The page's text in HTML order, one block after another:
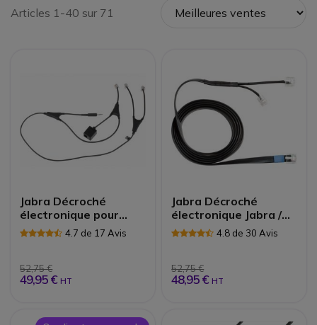
Articles 1-40 sur 71
Jabra Décroché
électronique pour
Alcatel | Accessoire
4.7 de 17 Avis
52,75 €
49,95 € HT
Jabra Décroché
électronique Jabra /
Mitel| Accessoires
4.8 de 30 Avis
52,75 €
48,95 € HT